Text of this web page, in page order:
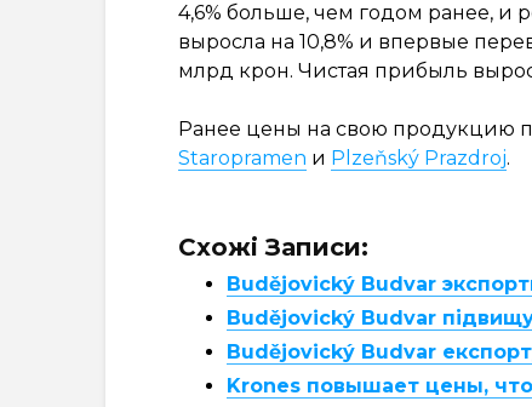
4,6% больше, чем годом ранее, и
выросла на 10,8% и впервые
млрд крон. Чистая прибыль
Ранее цены на свою продукцию
Staropramen и Plzeňský Prazdroj.
Схожі Записи:
Budějovický Budvar
Budějovický Budvar
Budějovický Budvar
Krones повышает цены,